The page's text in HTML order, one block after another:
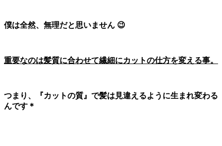
僕は全然、無理だと思いません 😉
重要なのは髪質に合わせて繊細にカットの仕方を変える事。
つまり、『カットの質』で髪は見違えるように生まれ変わる
んです＊